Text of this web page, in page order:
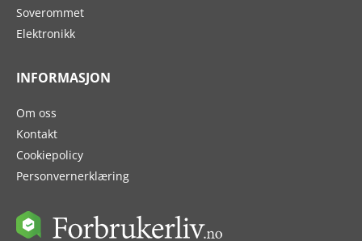
INFORMASJON
Om oss
Kontakt
Cookiepolicy
Personvernerklæring
Soverommet
Elektronikk